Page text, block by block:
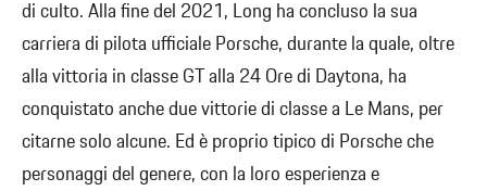
di culto. Alla fine del 2021, Long ha concluso la sua
carriera di pilota ufficiale Porsche, durante la quale, oltre
alla vittoria in classe GT alla 24 Ore di Daytona, ha
conquistato anche due vittorie di classe a Le Mans, per
citarne solo alcune. Ed è proprio tipico di Porsche che
personaggi del genere, con la loro esperienza e